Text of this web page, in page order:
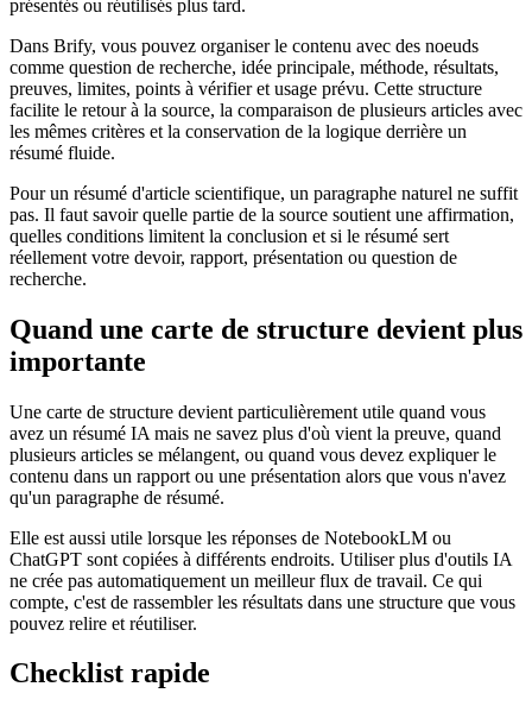
présentés ou réutilisés plus tard.
Dans Brify, vous pouvez organiser le contenu avec des noeuds
comme question de recherche, idée principale, méthode, résultats,
preuves, limites, points à vérifier et usage prévu. Cette structure
facilite le retour à la source, la comparaison de plusieurs articles avec
les mêmes critères et la conservation de la logique derrière un
résumé fluide.
Pour un résumé d'article scientifique, un paragraphe naturel ne suffit
pas. Il faut savoir quelle partie de la source soutient une affirmation,
quelles conditions limitent la conclusion et si le résumé sert
réellement votre devoir, rapport, présentation ou question de
recherche.
Quand une carte de structure devient plus
importante
Une carte de structure devient particulièrement utile quand vous
avez un résumé IA mais ne savez plus d'où vient la preuve, quand
plusieurs articles se mélangent, ou quand vous devez expliquer le
contenu dans un rapport ou une présentation alors que vous n'avez
qu'un paragraphe de résumé.
Elle est aussi utile lorsque les réponses de NotebookLM ou
ChatGPT sont copiées à différents endroits. Utiliser plus d'outils IA
ne crée pas automatiquement un meilleur flux de travail. Ce qui
compte, c'est de rassembler les résultats dans une structure que vous
pouvez relire et réutiliser.
Checklist rapide